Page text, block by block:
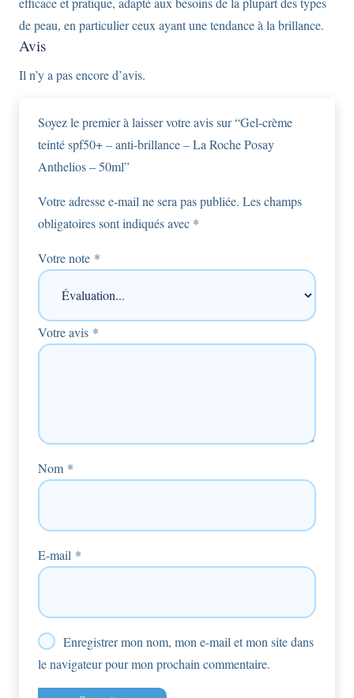
de peau, en particulier ceux ayant une tendance à la brillance.
Avis
Il n’y a pas encore d’avis.
Soyez le premier à laisser votre avis sur “Gel-crème
teinté spf50+ – anti-brillance – La Roche Posay
Anthelios – 50ml”
Votre adresse e-mail ne sera pas publiée. Les champs
obligatoires sont indiqués avec *
Votre note *
Votre avis *
Nom *
E-mail *
Enregistrer mon nom, mon e-mail et mon site dans
le navigateur pour mon prochain commentaire.